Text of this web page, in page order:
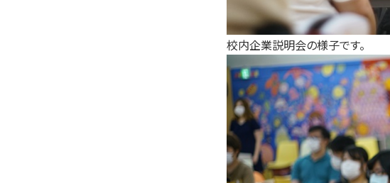
校内企業説明会の様子です。